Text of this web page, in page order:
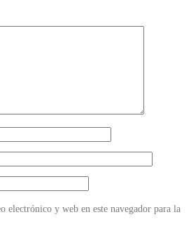
electrónico y web en este navegador para la